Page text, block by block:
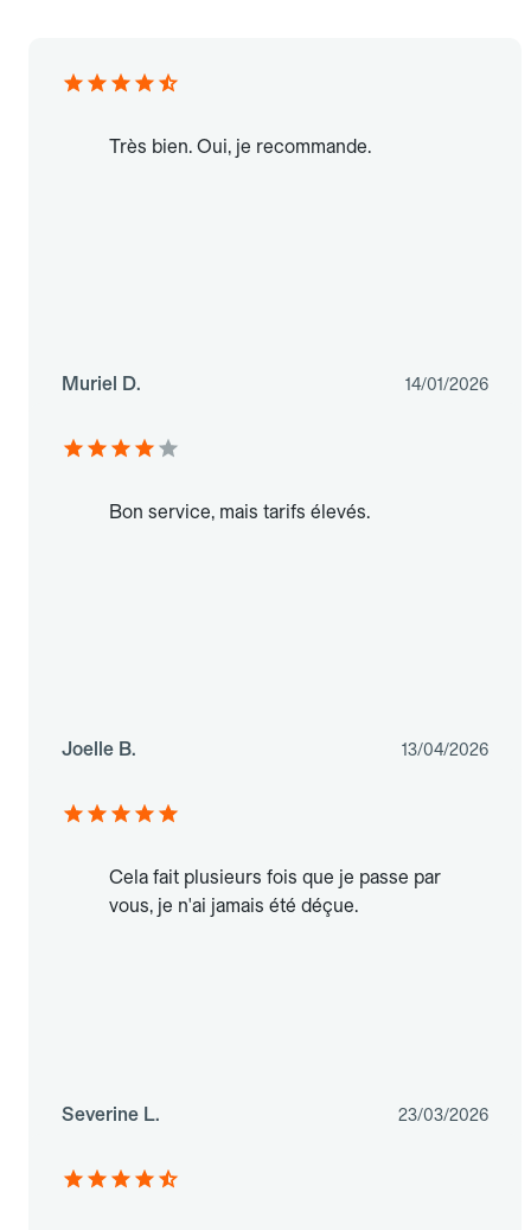
Très bien. Oui, je recommande.
Muriel D. 14/01/2026
Bon service, mais tarifs élevés.
Joelle B. 13/04/2026
Cela fait plusieurs fois que je passe par
vous, je n'ai jamais été déçue.
Severine L. 23/03/2026